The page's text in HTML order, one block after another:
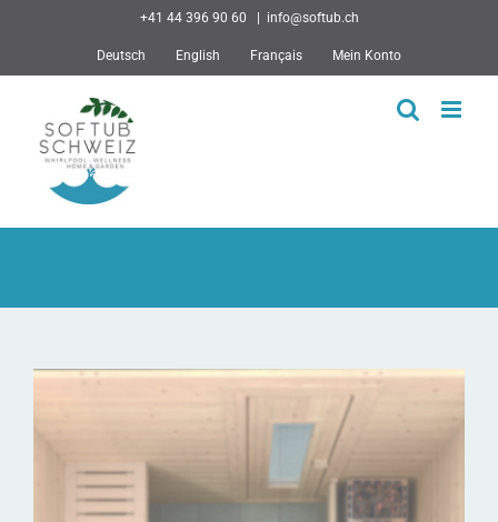
+41 44 396 90 60 info@softub.ch
Deutsch English Français Mein Konto